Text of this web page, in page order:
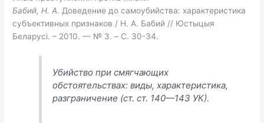
Бабий, Н. А. Доведение до самоубийства: характеристика
субъективных признаков / Н. А. Бабий // Юстыцыя
Беларусi. – 2010. — № 3. – С. 30-34.
Убийство при смягчающих
обстоятельствах: виды, характеристика,
разграничение (ст. ст. 140—143 УК).